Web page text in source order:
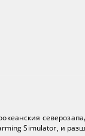
Simulator, и